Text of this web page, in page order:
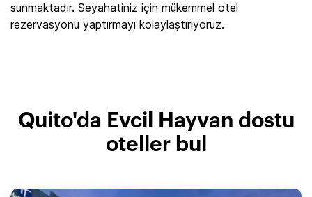
sunmaktadır. Seyahatiniz için mükemmel otel
rezervasyonu yaptırmayı kolaylaştırıyoruz.
Quito'da Evcil Hayvan dostu
oteller bul